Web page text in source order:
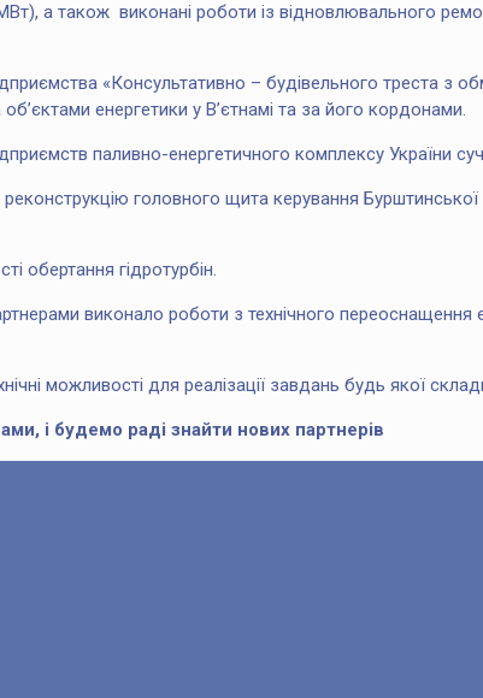
а також виконані роботи із відновлювального
«Консультативно – будівельного треста
енергетики у В’єтнамі та за його кордонами.
паливно-енергетичного комплексу України
головного щита керування
обертання гідротурбін.
виконало роботи з технічного переоснащення
можливості для реалізації завдань будь якої
і будемо раді знайти нових партнерів